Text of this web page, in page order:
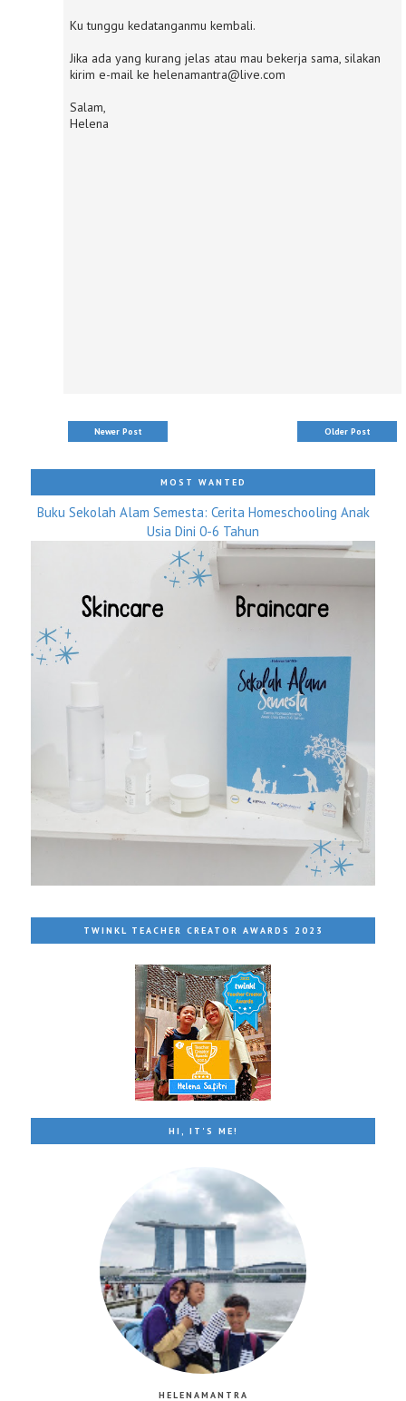
Ku tunggu kedatanganmu kembali.
Jika ada yang kurang jelas atau mau bekerja sama, silakan
kirim e-mail ke helenamantra@live.com
Salam,
Helena
Newer Post Older Post
MOST WANTED
Buku Sekolah Alam Semesta: Cerita Homeschooling Anak
Usia Dini 0-6 Tahun
TWINKL TEACHER CREATOR AWARDS 2023
HI, IT'S ME!
HELENAMANTRA